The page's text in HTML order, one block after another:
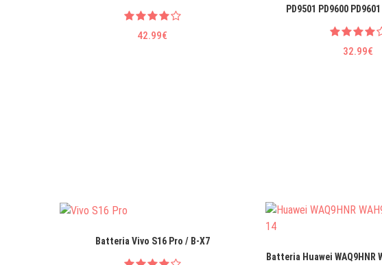
42.99€
PD9501 PD9600
32.99€
Batteria Vivo S16 Pro / B-X7
Batteria Huawei WAQ9HNR